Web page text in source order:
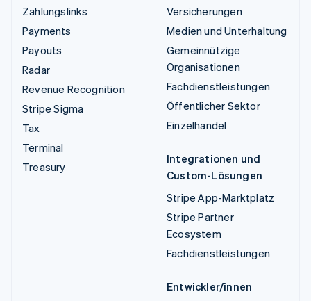
Zahlungslinks
Payments
Payouts
Radar
Revenue Recognition
Stripe Sigma
Tax
Terminal
Treasury
Versicherungen
Medien und Unterhaltung
Gemeinnützige
Organisationen
Fachdienstleistungen
Öffentlicher Sektor
Einzelhandel
Integrationen und
Custom-Lösungen
Stripe App-Marktplatz
Stripe Partner
Ecosystem
Fachdienstleistungen
Entwickler/innen